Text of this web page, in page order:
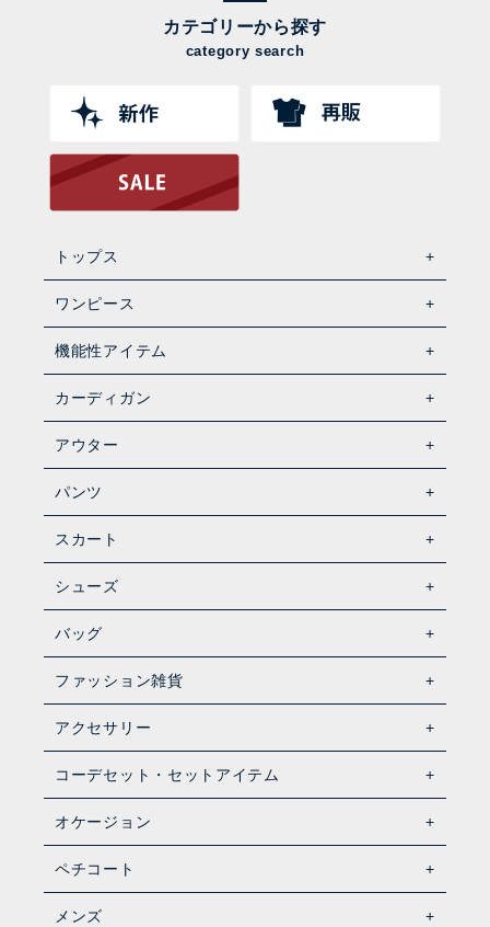
カテゴリーから探す
category search
トップス
ワンピース
機能性アイテム
カーディガン
アウター
パンツ
スカート
シューズ
バッグ
ファッション雑貨
アクセサリー
コーデセット・セットアイテム
オケージョン
ペチコート
メンズ